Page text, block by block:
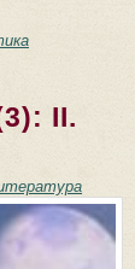
(3): I.
II.